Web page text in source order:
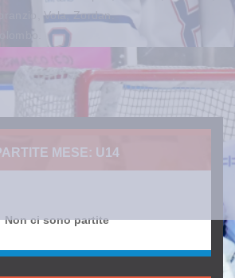
Vola, Zordan.
MESE: U14
Non ci sono partite